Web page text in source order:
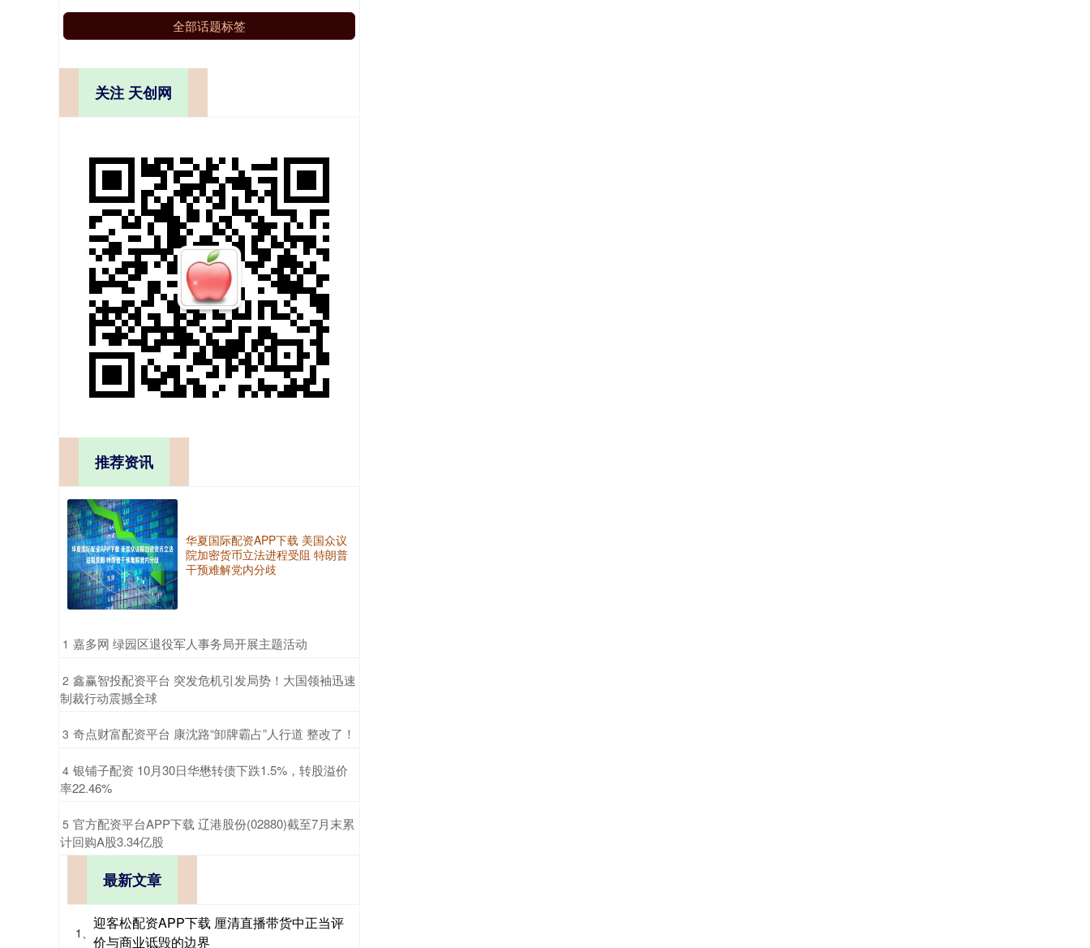
全部话题标签
关注 天创网
推荐资讯
华夏国际配资APP下载 美国众议
院加密货币立法进程受阻 特朗普
干预难解党内分歧
1 ​嘉多网 绿园区退役军人事务局开展主题活动
2 ​鑫赢智投配资平台 突发危机引发局势！大国领袖迅速
制裁行动震撼全球
3 ​奇点财富配资平台 康沈路“卸牌霸占”人行道 整改了！
4 ​银铺子配资 10月30日华懋转债下跌1.5%，转股溢价
率22.46%
5 ​官方配资平台APP下载 辽港股份(02880)截至7月末累
计回购A股3.34亿股
最新文章
1、
迎客松配资APP下载 厘清直播带货中正当评
价与商业诋毁的边界